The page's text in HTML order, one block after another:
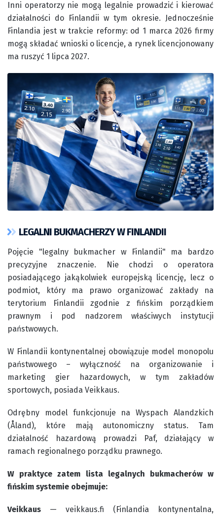
Inni operatorzy nie mogą legalnie prowadzić i kierować
działalności do Finlandii w tym okresie. Jednocześnie
Finlandia jest w trakcie reformy: od 1 marca 2026 firmy
mogą składać wnioski o licencje, a rynek licencjonowany
ma ruszyć 1 lipca 2027.
LEGALNI BUKMACHERZY W FINLANDII
Pojęcie "legalny bukmacher w Finlandii" ma bardzo
precyzyjne znaczenie. Nie chodzi o operatora
posiadającego jakąkolwiek europejską licencję, lecz o
podmiot, który ma prawo organizować zakłady na
terytorium Finlandii zgodnie z fińskim porządkiem
prawnym i pod nadzorem właściwych instytucji
państwowych.
W Finlandii kontynentalnej obowiązuje model monopolu
państwowego – wyłączność na organizowanie i
marketing gier hazardowych, w tym zakładów
sportowych, posiada Veikkaus.
Odrębny model funkcjonuje na Wyspach Alandzkich
(Åland), które mają autonomiczny status. Tam
działalność hazardową prowadzi Paf, działający w
ramach regionalnego porządku prawnego.
W praktyce zatem lista legalnych bukmacherów w
fińskim systemie obejmuje:
Veikkaus — veikkaus.fi (Finlandia kontynentalna,